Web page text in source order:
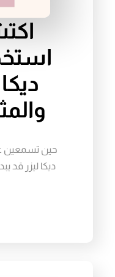
حين تسمعين
ديكا ليزر قد